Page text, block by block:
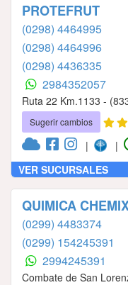
PROTEFRUT
(0298) 4464995
(0298) 4464996
(0298) 4436335
2984352057
Ruta 22 Km.1133 -
Sugerir cambios
| |
VER SUCURSALES
QUIMICA
(0299) 4483374
(0299) 154245391
2994245391
Combate de San